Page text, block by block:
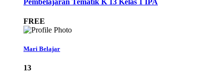
Pembelajaran Tematik K 13 Kelas 1 IPA
FREE
Mari Belajar
13